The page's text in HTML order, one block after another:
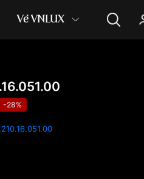
Về VNLUX
-28%